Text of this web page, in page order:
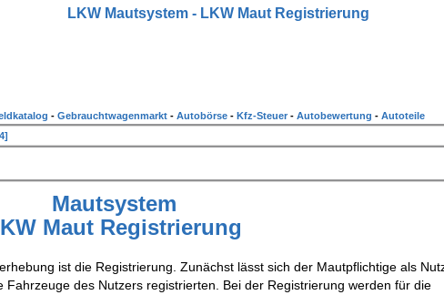
Mautsystem
Maut Registrierung
ist die Registrierung. Zunächst lässt sich der Mautpflichtige als
des Nutzers registrierten. Bei der Registrierung werden für die
LKW Mautsystem - LKW Maut Registrierung
- Gebrauchtwagenmarkt - Autobörse - Kfz-Steuer - Autobewertung - Autoteile